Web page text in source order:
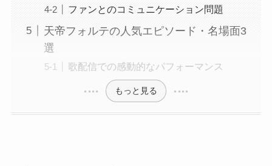
ファンとのコミュニケーション問題
天帝フォルテの人気エピソード・名場面3
選
歌配信での感動的なパフォーマンス
もっと見る